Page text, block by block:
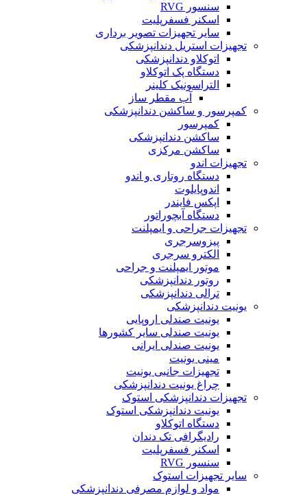
سنسور RVG
اسکنر فسفرپلیت
سایر تجهیزات تصویر برداری
تجهیزات استریل دندانپزشکی
اتوکلاو دندانپزشکی
دستگاه پک اتوکلاو
التراسونیک کلینر
آب مقطر ساز
کمپرسور و ساکشن دندانپزشکی
کمپرسور
ساکشن دندانپزشکی
ساکشن مرکزی
تجهیزات اندو
دستگاه روتاری و اندو
اندوپایلوت
اپکس فایندر
دستگاه آبچوراتور
تجهیزات جراحی و ایمپلنت
پیزوسرجری
الکترو سرجری
موتور ایمپلنت و جراحی
روتور دندانپزشکی
ترالی دندانپزشکی
یونیت دندانپزشکی
یونیت صندلی اروپایی
یونیت صندلی سایر کشورها
یونیت صندلی ایرانی
مینی یونیت
تجهیزات جانبی یونیت
چراغ یونیت دندانپزشکی
تجهیزات دندانپزشکی استوک
یونیت دندانپزشکی استوک
دستگاه اتوکلاو
رادیگرافی تک دندان
اسکنر فسفرپلیت
سنسور RVG
سایر تجهیزات استوک
مواد و لوازم مصرفی دندانپزشکی